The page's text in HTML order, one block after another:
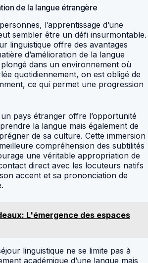
de la langue étrangère
l’apprentissage d’une
sembler être un défi insurmontable.
linguistique offre des avantages
d’amélioration de la langue
dans un environnement où
quotidiennement, on est obligé de
ce qui permet une progression
pays étranger offre l’opportunité
la langue mais également de
de sa culture. Cette immersion
compréhension des subtilités
une véritable appropriation de
direct avec les locuteurs natifs
accent et sa prononciation de
L'émergence des espaces
linguistique ne se limite pas à
académique d’une langue mais